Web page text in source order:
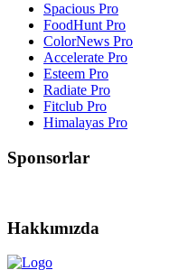
Spacious Pro
FoodHunt Pro
ColorNews Pro
Accelerate Pro
Esteem Pro
Radiate Pro
Fitclub Pro
Himalayas Pro
Sponsorlar
Hakkımızda